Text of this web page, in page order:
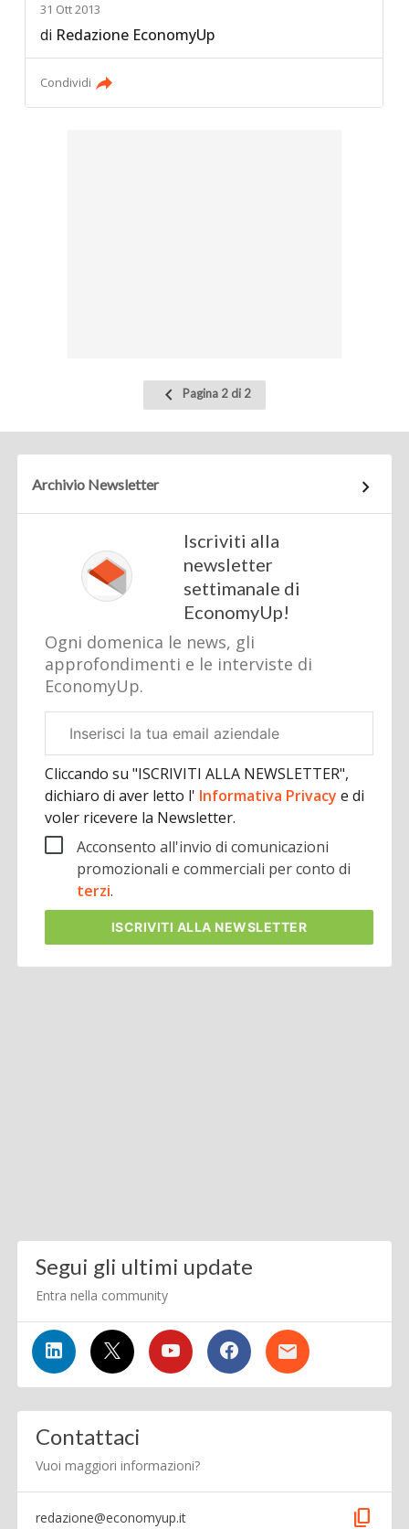
31 Ott 2013
di Redazione EconomyUp
Condividi
Pagina
precedente
Pagina 2 di 2
Archivio Newsletter
Iscriviti alla
newsletter
settimanale di
EconomyUp!
Ogni domenica le news, gli
approfondimenti e le interviste di
EconomyUp.
aziendale
Cliccando su "ISCRIVITI ALLA NEWSLETTER",
dichiaro di aver letto l' Informativa Privacye di
voler ricevere la Newsletter.
Acconsento all'invio di comunicazioni
promozionali e commerciali per conto di
terzi.
ISCRIVITI ALLA NEWSLETTER
Segui gli ultimi update
Entra nella community
Contattaci
Vuoi maggiori informazioni?
redazione@economyup.it content_copy